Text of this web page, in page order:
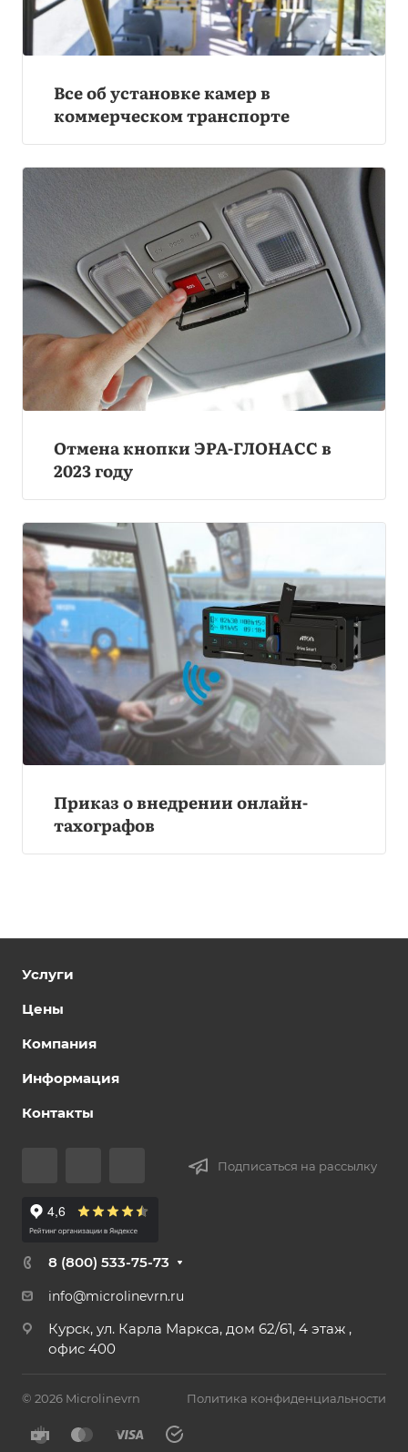
Все об установке камер в
коммерческом транспорте
Отмена кнопки ЭРА-ГЛОНАСС в
2023 году
Приказ о внедрении онлайн-
тахографов
Услуги
Цены
Компания
Информация
Контакты
Подписаться на рассылку
8 (800) 533-75-73
info@microlinevrn.ru
Курск, ул. Карла Маркса, дом 62/61, 4 этаж ,
офис 400
© 2026 Microlinevrn Политика конфиденциальности